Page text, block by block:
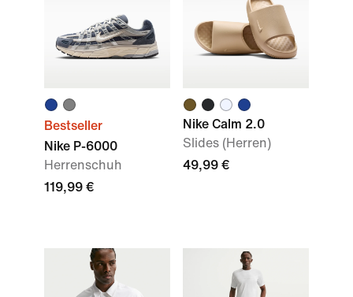
Bestseller
Nike P-6000
Herrenschuh
119,99 €
Nike Calm 2.0
Slides (Herren)
49,99 €